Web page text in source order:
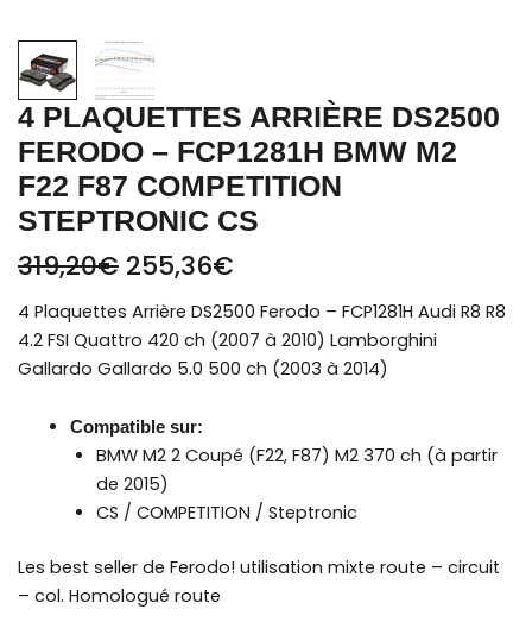
4 PLAQUETTES ARRIÈRE DS2500
FERODO – FCP1281H BMW M2
F22 F87 COMPETITION
STEPTRONIC CS
319,20€ 255,36€
4 Plaquettes Arrière DS2500 Ferodo – FCP1281H Audi R8 R8
4.2 FSI Quattro 420 ch (2007 à 2010) Lamborghini
Gallardo Gallardo 5.0 500 ch (2003 à 2014)
Compatible sur:
BMW M2 2 Coupé (F22, F87) M2 370 ch (à partir
de 2015)
CS / COMPETITION / Steptronic
Les best seller de Ferodo! utilisation mixte route – circuit
– col. Homologué route